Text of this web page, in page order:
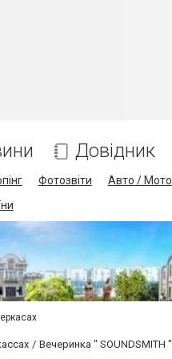
Довідник
Фотозвіти Авто / Мото
Вечеринка " SOUNDSMITH "